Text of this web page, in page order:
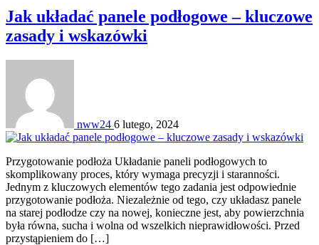
Jak układać panele podłogowe – kluczowe
zasady i wskazówki
nww24 6 lutego, 2024
Przygotowanie podłoża Układanie paneli podłogowych to
skomplikowany proces, który wymaga precyzji i staranności.
Jednym z kluczowych elementów tego zadania jest odpowiednie
przygotowanie podłoża. Niezależnie od tego, czy układasz panele
na starej podłodze czy na nowej, konieczne jest, aby powierzchnia
była równa, sucha i wolna od wszelkich nieprawidłowości. Przed
przystąpieniem do […]